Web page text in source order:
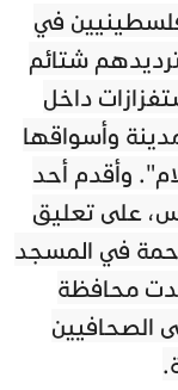
في
شتائم
داخل
وأسواقها
وأقدم أحد
على تعليق
في المسجد
محافظة
الصحافيين